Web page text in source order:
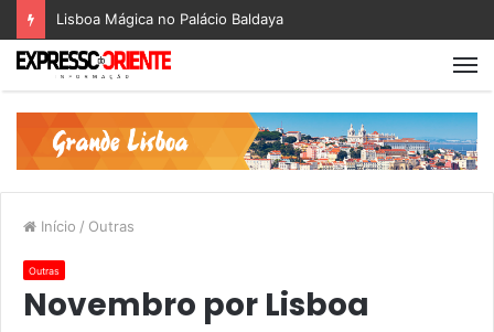
Lisboa Mágica no Palácio Baldaya
Início / Outras
Outras
Novembro por Lisboa